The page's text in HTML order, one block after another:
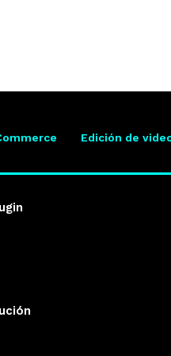
Edición de